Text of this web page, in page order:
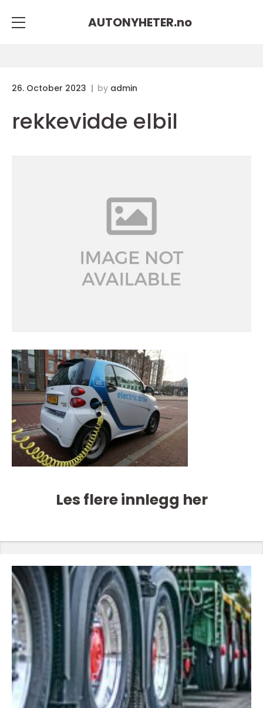
AUTONYHETER.no
26. October 2023 by admin
rekkevidde elbil
Les flere innlegg her